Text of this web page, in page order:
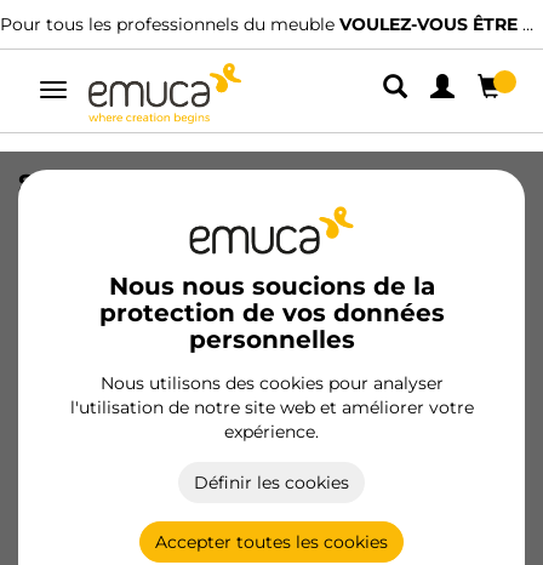
Pour tous les professionnels du meuble VOULEZ-VOUS ÊTRE CLIENT ?
Alterner
navigation
Nous nous soucions de la
protection de vos données
personnelles
Nous utilisons des cookies pour analyser
l'utilisation de notre site web et améliorer votre
expérience.
Définir les cookies
Accepter toutes les cookies
Système de fixation, Tourillons à
enfoncer, diamètre 8x35mm, Bois de
9031878/EAN 8432393124216
Fiche produit